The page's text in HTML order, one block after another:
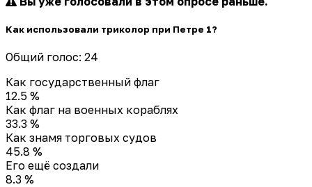
Как использовали триколор при Петре 1?
Общий голос: 24
Как государственный флаг
12.5 %
Как флаг на военных кораблях
33.3 %
Как знамя торговых судов
45.8 %
Его ещё создали
8.3 %